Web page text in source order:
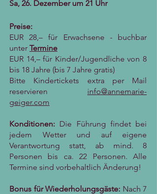
Sa, 26. Dezember um 21 Uhr
Preise:
EUR 28,– für Erwachsene - buchbar
unter Termine
EUR 14,– für Kinder/Jugendliche von 8
bis 18 Jahre (bis 7 Jahre gratis)
Bitte Kindertickets extra per Mail
reservieren info@annemarie-
geiger.com
Konditionen: Die Führung findet bei
jedem Wetter und auf eigene
Verantwortung statt, ab mind. 8
Personen bis ca. 22 Personen. Alle
Termine sind vorbehaltlich Änderung!
Bonus für Wiederholungsgäste: Nach 7